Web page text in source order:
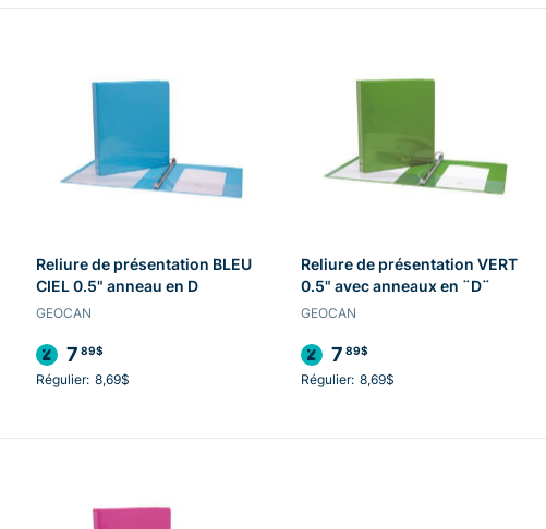
Reliure de présentation BLEU
CIEL 0.5" anneau en D
GEOCAN
7 89$
Régulier: 8,69$
Reliure de présentation VERT
0.5" avec anneaux en ¨D¨
GEOCAN
7 89$
Régulier: 8,69$